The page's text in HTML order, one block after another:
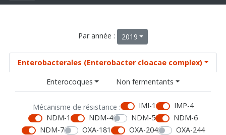
Par année : 2019
Enterobacterales (Enterobacter cloacae complex)
Enterocoques
Non fermentants
Mécanisme de résistance : IMI-1
IMP-4
NDM-1
NDM-4 NDM-5
NDM-6
NDM-7
OXA-181 OXA-204
OXA-244